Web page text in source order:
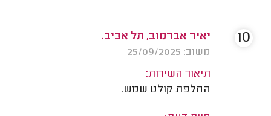
יאיר אברמוב, תל אביב.
משוב: 25/09/2025
תיאור השירות:
החלפת קולט שמש.
10